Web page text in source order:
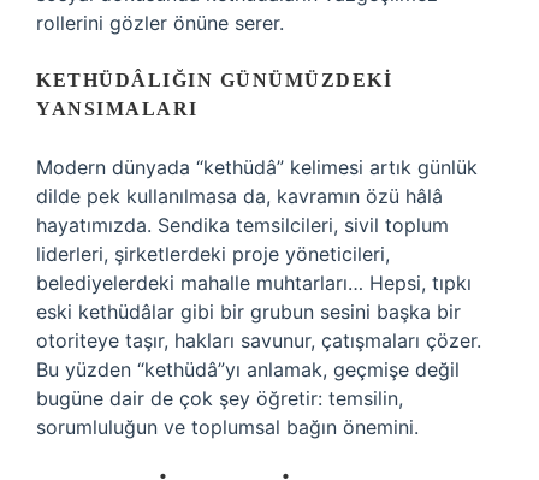
rollerini gözler önüne serer.
KETHÜDÂLIĞIN GÜNÜMÜZDEKI
YANSIMALARI
Modern dünyada “kethüdâ” kelimesi artık günlük
dilde pek kullanılmasa da, kavramın özü hâlâ
hayatımızda. Sendika temsilcileri, sivil toplum
liderleri, şirketlerdeki proje yöneticileri,
belediyelerdeki mahalle muhtarları… Hepsi, tıpkı
eski kethüdâlar gibi bir grubun sesini başka bir
otoriteye taşır, hakları savunur, çatışmaları çözer.
Bu yüzden “kethüdâ”yı anlamak, geçmişe değil
bugüne dair de çok şey öğretir: temsilin,
sorumluluğun ve toplumsal bağın önemini.